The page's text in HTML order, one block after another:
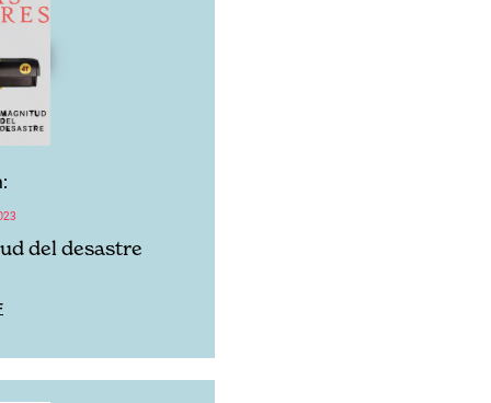
del desastre